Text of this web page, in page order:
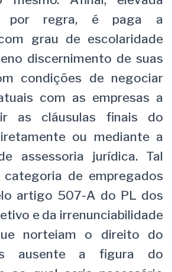
por regra, é paga a
grau de escolaridade
discernimento de suas
condições de negociar
com as empresas a
as cláusulas finais do
ou mediante a
assessoria jurídica. Tal
de empregados
artigo 507-A do PL dos
e da irrenunciabilidade
norteiam o direito do
ausente a figura do